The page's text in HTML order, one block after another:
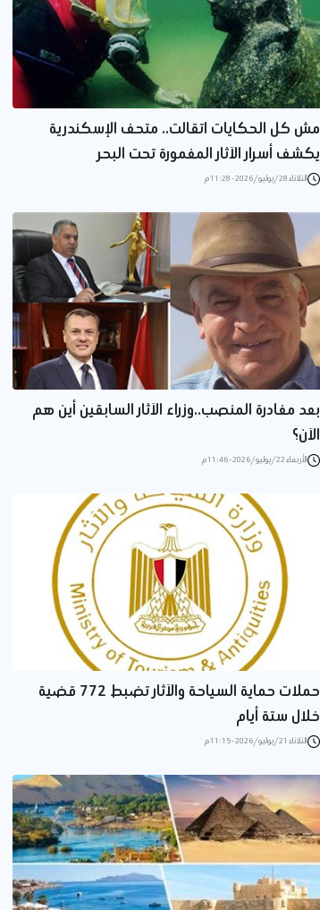
مش كل الحكايات اتقالت.. متحف الإسكندرية
يكشف أسرار الآثار المغمورة تحت البحر
الثلاثاء 28/يوليو/2026 - 11:28 م
بعد مغادرة المنصب..وزراء الآثار السابقين أين هم
الآن؟
الأربعاء 22/يوليو/2026 - 11:46 م
حملات حماية السياحة والآثار تضبط 772 قضية
خلال ستة أيام
الثلاثاء 21/يوليو/2026 - 11:15 م